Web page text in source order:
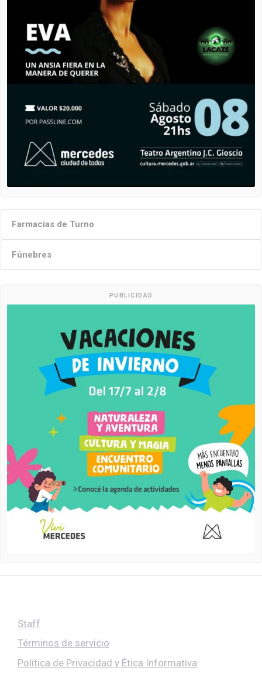
Farmacias de Turno
Fúnebres
PUBLICIDAD
Staff
Términos de servicio
Política de Privacidad y Ética Informativa